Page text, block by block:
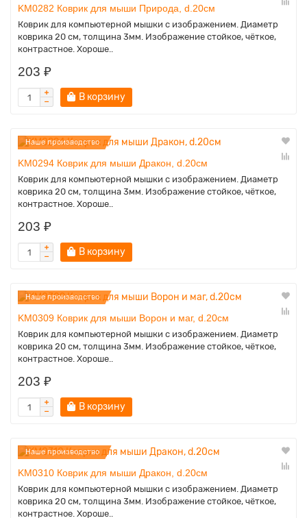
KM0282 Коврик для мыши Природа, d.20см
Коврик для компьютерной мышки с изображением. Диаметр
коврика 20 см, толщина 3мм. Изображение стойкое, чёткое,
контрастное. Хороше..
203 ₽
В корзину
Наше производство
KM0294 Коврик для мыши Дракон, d.20см
Коврик для компьютерной мышки с изображением. Диаметр
коврика 20 см, толщина 3мм. Изображение стойкое, чёткое,
контрастное. Хороше..
203 ₽
В корзину
Наше производство
KM0309 Коврик для мыши Ворон и маг, d.20см
Коврик для компьютерной мышки с изображением. Диаметр
коврика 20 см, толщина 3мм. Изображение стойкое, чёткое,
контрастное. Хороше..
203 ₽
В корзину
Наше производство
KM0310 Коврик для мыши Дракон, d.20см
Коврик для компьютерной мышки с изображением. Диаметр
коврика 20 см, толщина 3мм. Изображение стойкое, чёткое,
контрастное. Хороше..